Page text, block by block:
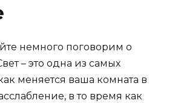
немного поговорим о
– это одна из самых
меняется ваша комната в
в то время как